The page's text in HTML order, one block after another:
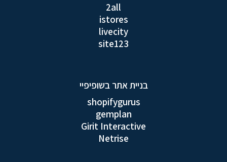
2all
istores
livecity
site123
בניית אתר בשופיפיי
shopifygurus
gemplan
Girit Interactive
Netrise